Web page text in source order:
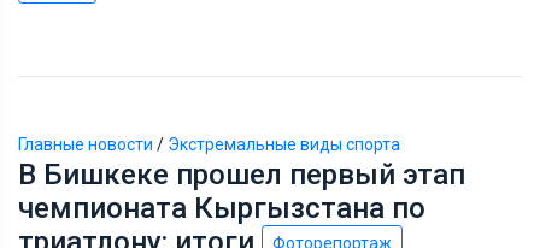
Главные новости / Экстремальные виды спорта
В Бишкеке прошел первый этап
чемпионата Кыргызстана по
Фоторепортаж